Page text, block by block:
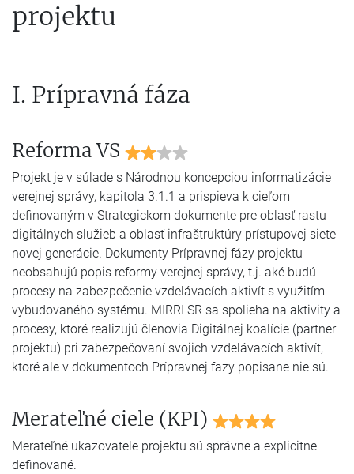
projektu
I. Prípravná fáza
Reforma VS
Projekt je v súlade s Národnou koncepciou informatizácie
verejnej správy, kapitola 3.1.1 a prispieva k cieľom
definovaným v Strategickom dokumente pre oblasť rastu
digitálnych služieb a oblasť infraštruktúry prístupovej siete
novej generácie. Dokumenty Prípravnej fázy projektu
neobsahujú popis reformy verejnej správy, t.j. aké budú
procesy na zabezpečenie vzdelávacích aktivít s využitím
vybudovaného systému. MIRRI SR sa spolieha na aktivity a
procesy, ktoré realizujú členovia Digitálnej koalície (partner
projektu) pri zabezpečovaní svojich vzdelávacích aktivít,
ktoré ale v dokumentoch Prípravnej fazy popisane nie sú.
Merateľné ciele (KPI)
Merateľné ukazovatele projektu sú správne a explicitne
definované.